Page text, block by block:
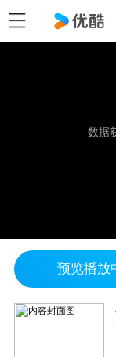
数据
预览播放